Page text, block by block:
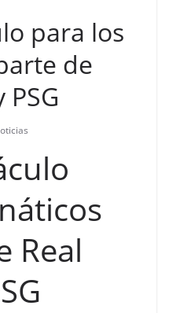
para los
de
Real